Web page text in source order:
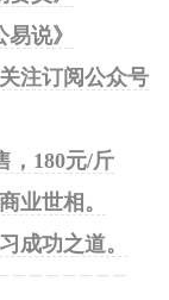
说》
注订阅公众号
，180元/斤
业世相。
成功之道。